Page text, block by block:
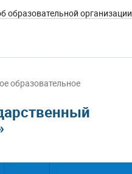
образовательной организации
образовательное